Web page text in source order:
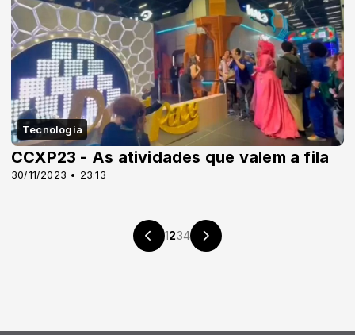
Tecnologia
30/11/2023 • 23:13
CCXP23 - As atividades que valem a fila
1234